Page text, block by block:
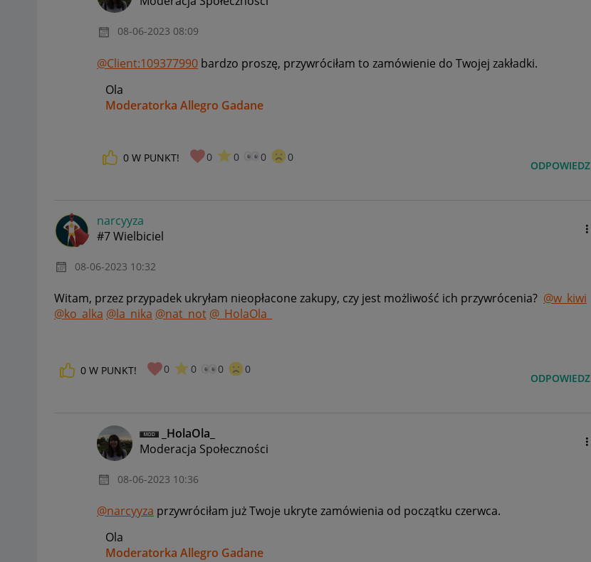
‎08-06-2023 08:09
@Client:109377990 bardzo proszę, przywróciłam to zamówienie do Twojej zakładki.
Ola
Moderatorka Allegro Gadane
0 W PUNKT! 0 0 0 0
ODPOWIEDZ
narcyyza
#7 Wielbiciel
‎08-06-2023 10:32
Witam, przez przypadek ukryłam nieopłacone zakupy, czy jest możliwość ich przywrócenia? @w_kiwi
@ko_alka @la_nika @nat_not @_HolaOla_
0 W PUNKT! 0 0 0 0
ODPOWIEDZ
_HolaOla_
Moderacja Społeczności
‎08-06-2023 10:36
@narcyyza przywróciłam już Twoje ukryte zamówienia od początku czerwca.
Ola
Moderatorka Allegro Gadane